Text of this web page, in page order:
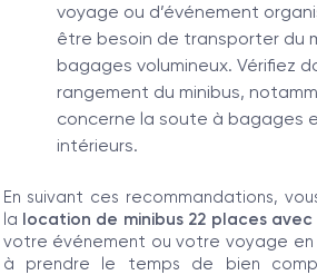
voyage ou d’événement
être besoin de transporter du
bagages volumineux. Vérifiez
rangement du minibus,
concerne la soute à bagages
intérieurs.
En suivant ces recommandations,
la location de minibus 22 places
votre événement ou votre voyage en
à prendre le temps de bien